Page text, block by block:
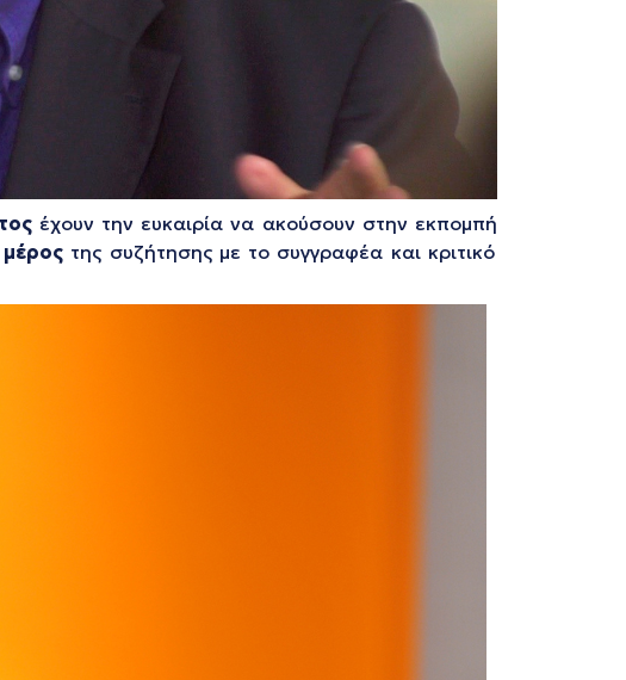
έχουν την ευκαιρία να ακούσουν στην εκπομπή
μέρος της συζήτησης με το συγγραφέα και κριτικό